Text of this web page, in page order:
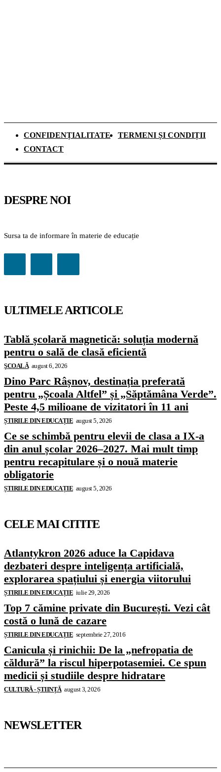
CONFIDENȚIALITATE
TERMENI ȘI CONDIȚII
CONTACT
DESPRE NOI
Sursa ta de informare în materie de educație
ULTIMELE ARTICOLE
Tablă școlară magnetică: soluția modernă
pentru o sală de clasă eficientă
ŞCOALĂ august 6, 2026
Dino Parc Râșnov, destinația preferată
pentru „Școala Altfel” și „Săptămâna Verde”.
Peste 4,5 milioane de vizitatori în 11 ani
ȘTIRILE DIN EDUCAȚIE august 5, 2026
Ce se schimbă pentru elevii de clasa a IX-a
din anul școlar 2026–2027. Mai mult timp
pentru recapitulare și o nouă materie
obligatorie
ȘTIRILE DIN EDUCAȚIE august 5, 2026
CELE MAI CITITE
Atlantykron 2026 aduce la Capidava
dezbateri despre inteligența artificială,
explorarea spațiului și energia viitorului
ȘTIRILE DIN EDUCAȚIE iulie 29, 2026
Top 7 cămine private din București. Vezi cât
costă o lună de cazare
ȘTIRILE DIN EDUCAȚIE septembrie 27, 2016
Canicula și rinichii: De la „nefropatia de
căldură” la riscul hiperpotasemiei. Ce spun
medicii și studiile despre hidratare
CULTURĂ - ȘTIINȚĂ august 3, 2026
NEWSLETTER